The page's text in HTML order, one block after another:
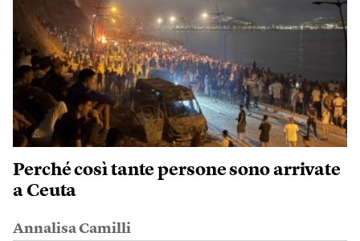
Perché così tante persone sono arrivate
a Ceuta
Annalisa Camilli